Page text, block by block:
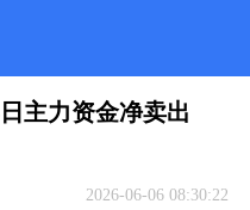
主力资金净卖出
2026-06-06 08:30:22